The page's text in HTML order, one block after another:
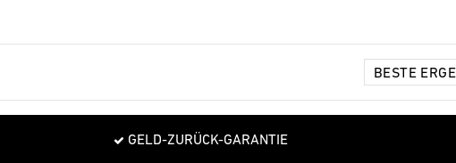
GELD-ZURÜCK-GARANTIE